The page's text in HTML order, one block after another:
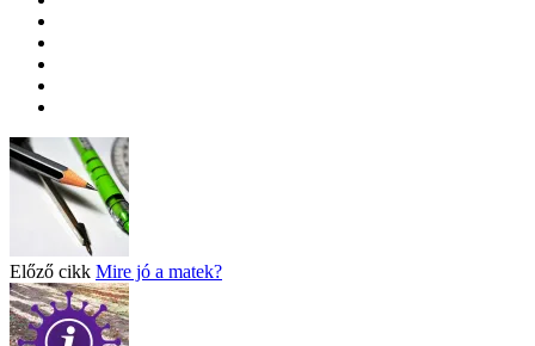
Előző cikk Mire jó a matek?